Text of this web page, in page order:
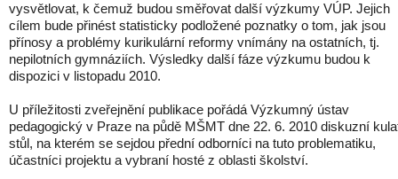
vysvětlovat, k čemuž budou směřovat další výzkumy VÚP. Jejich
cílem bude přinést statisticky podložené poznatky o tom, jak jsou
přínosy a problémy kurikulární reformy vnímány na ostatních, tj.
nepilotních gymnáziích. Výsledky další fáze výzkumu budou k
dispozici v listopadu 2010.
U příležitosti zveřejnění publikace pořádá Výzkumný ústav
pedagogický v Praze na půdě MŠMT dne 22. 6. 2010 diskuzní
stůl, na kterém se sejdou přední odborníci na tuto problematiku,
účastníci projektu a vybraní hosté z oblasti školství.